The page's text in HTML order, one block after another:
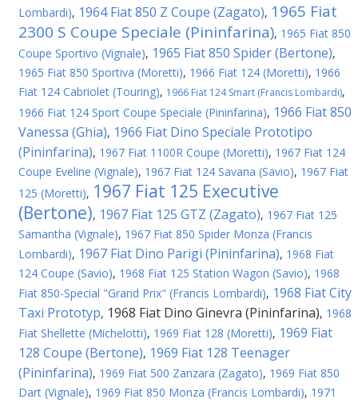
Lombardi), 1964 Fiat 850 Z Coupe (Zagato), 1965 Fiat
2300 S Coupe Speciale (Pininfarina), 1965 Fiat 850
Coupe Sportivo (Vignale), 1965 Fiat 850 Spider (Bertone),
1965 Fiat 850 Sportiva (Moretti), 1966 Fiat 124 (Moretti), 1966
Fiat 124 Cabriolet (Touring), 1966 Fiat 124 Smart (Francis Lombardi),
1966 Fiat 124 Sport Coupe Speciale (Pininfarina), 1966 Fiat 850
Vanessa (Ghia), 1966 Fiat Dino Speciale Prototipo
(Pininfarina), 1967 Fiat 1100R Coupe (Moretti), 1967 Fiat 124
Coupe Eveline (Vignale), 1967 Fiat 124 Savana (Savio), 1967 Fiat
125 (Moretti), 1967 Fiat 125 Executive
(Bertone), 1967 Fiat 125 GTZ (Zagato), 1967 Fiat 125
Samantha (Vignale), 1967 Fiat 850 Spider Monza (Francis
Lombardi), 1967 Fiat Dino Parigi (Pininfarina), 1968 Fiat
124 Coupe (Savio), 1968 Fiat 125 Station Wagon (Savio), 1968
Fiat 850-Special "Grand Prix" (Francis Lombardi), 1968 Fiat City
Taxi Prototyp, 1968 Fiat Dino Ginevra (Pininfarina), 1968
Fiat Shellette (Michelotti), 1969 Fiat 128 (Moretti), 1969 Fiat
128 Coupe (Bertone), 1969 Fiat 128 Teenager
(Pininfarina), 1969 Fiat 500 Zanzara (Zagato), 1969 Fiat 850
Dart (Vignale), 1969 Fiat 850 Monza (Francis Lombardi), 1971